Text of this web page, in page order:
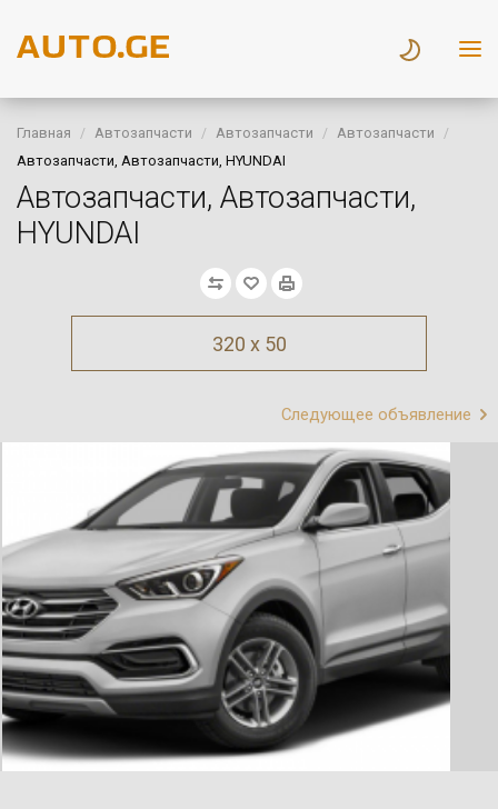
Главная Автозапчасти Автозапчасти
Автозапчасти
Автозапчасти, Автозапчасти, HYUNDAI
Автозапчасти, Автозапчасти,
HYUNDAI
320 x 50
Следующее объявление